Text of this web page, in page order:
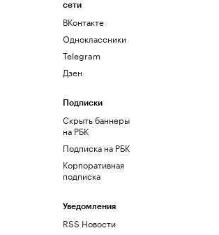
сети
ВКонтакте
Одноклассники
Telegram
Дзен
Подписки
Скрыть баннеры
на РБК
Подписка на РБК
Корпоративная
подписка
Уведомления
RSS Новости